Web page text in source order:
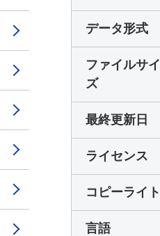
データ形式
ファイルサイ
ズ
最終更新日
ライセンス
コピーライト
言語